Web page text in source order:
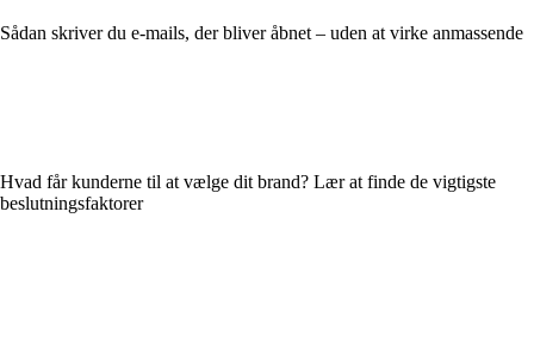
Sådan skriver du e-mails, der bliver åbnet – uden at virke anmassende
Hvad får kunderne til at vælge dit brand? Lær at finde de vigtigste
beslutningsfaktorer